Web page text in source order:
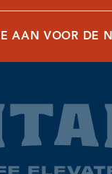
AAN VOOR DE